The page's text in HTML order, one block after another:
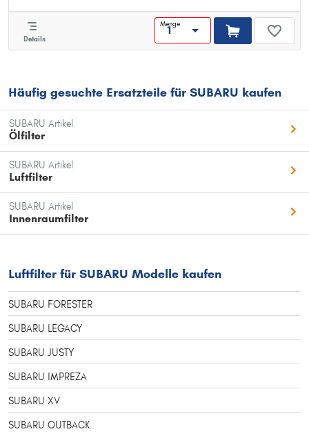
Details
Menge
Häufig gesuchte Ersatzteile für SUBARU kaufen
SUBARU Artikel
Ölfilter
SUBARU Artikel
Luftfilter
SUBARU Artikel
Innenraumfilter
Luftfilter für SUBARU Modelle kaufen
SUBARU FORESTER
SUBARU LEGACY
SUBARU JUSTY
SUBARU IMPREZA
SUBARU XV
SUBARU OUTBACK